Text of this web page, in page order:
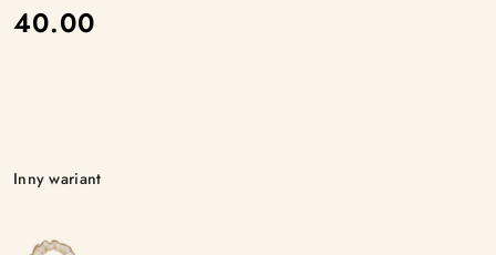
cena:
40.00
Wariant
Inny wariant